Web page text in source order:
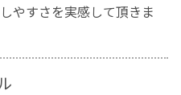
やすさを実感して頂きま